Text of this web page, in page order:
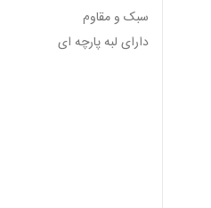
سبک و مقاوم
دارای لبه پارچه ای